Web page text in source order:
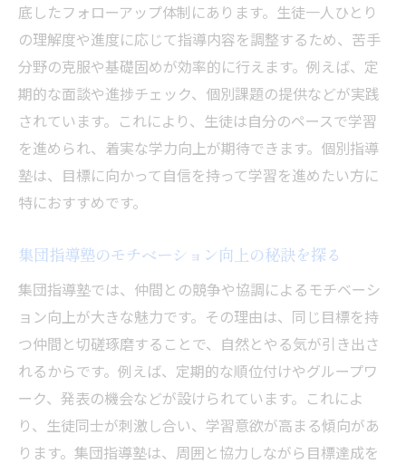
底したフォローアップ体制にあります。生徒一人ひとり
の理解度や進度に応じて指導内容を調整するため、苦手
分野の克服や基礎固めが効率的に行えます。例えば、定
期的な面談や進捗チェック、個別課題の提供などが実践
されています。これにより、生徒は自分のペースで学習
を進められ、着実な学力向上が期待できます。個別指導
塾は、目標に向かって自信を持って学習を進めたい方に
特におすすめです。
集団指導塾のモチベーション向上の秘訣を探る
集団指導塾では、仲間との競争や協調によるモチベーシ
ョン向上が大きな魅力です。その理由は、同じ目標を持
つ仲間と切磋琢磨することで、自然とやる気が引き出さ
れるからです。例えば、定期的な順位付けやグループワ
ーク、発表の機会などが設けられています。これによ
り、生徒同士が刺激し合い、学習意欲が高まる傾向があ
ります。集団指導塾は、周囲と協力しながら目標達成を